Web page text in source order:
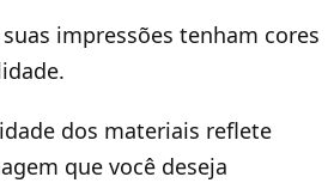
impressões tenham cores
dos materiais reflete
que você deseja